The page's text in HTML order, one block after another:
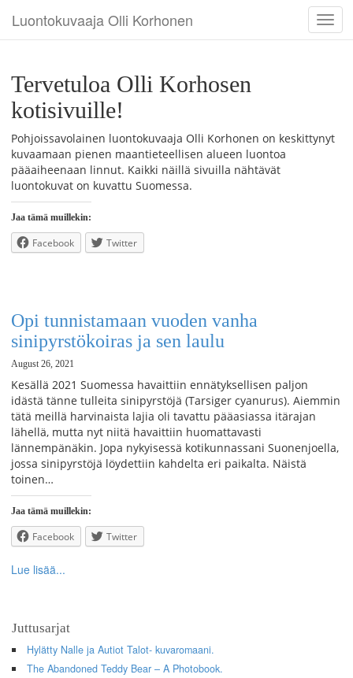
Luontokuvaaja Olli Korhonen
Tervetuloa Olli Korhosen
kotisivuille!
Pohjoissavolainen luontokuvaaja Olli Korhonen on keskittynyt
kuvaamaan pienen maantieteellisen alueen luontoa
pääaiheenaan linnut. Kaikki näillä sivuilla nähtävät
luontokuvat on kuvattu Suomessa.
Jaa tämä muillekin:
Facebook Twitter
Opi tunnistamaan vuoden vanha
sinipyrstökoiras ja sen laulu
August 26, 2021
Kesällä 2021 Suomessa havaittiin ennätyksellisen paljon
idästä tänne tulleita sinipyrstöjä (Tarsiger cyanurus). Aiemmin
tätä meillä harvinaista lajia oli tavattu pääasiassa itärajan
lähellä, mutta nyt niitä havaittiin huomattavasti
lännempänäkin. Jopa nykyisessä kotikunnassani Suonenjoella,
jossa sinipyrstöjä löydettiin kahdelta eri paikalta. Näistä
toinen…
Jaa tämä muillekin:
Facebook Twitter
Lue lisää...
Juttusarjat
Hylätty Nalle ja Autiot Talot- kuvaromaani.
The Abandoned Teddy Bear – A Photobook.